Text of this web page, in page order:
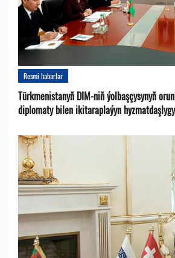
Resmi habarlar
Türkmenistanyň DIM-niň ýolbaşçysynyň
diplomaty bilen ikitaraplaýyn